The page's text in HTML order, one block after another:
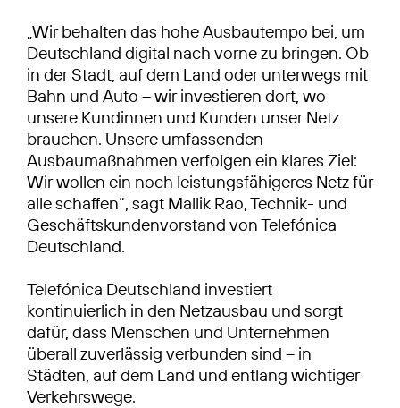
„Wir behalten das hohe Ausbautempo bei, um
Deutschland digital nach vorne zu bringen. Ob
in der Stadt, auf dem Land oder unterwegs mit
Bahn und Auto – wir investieren dort, wo
unsere Kundinnen und Kunden unser Netz
brauchen. Unsere umfassenden
Ausbaumaßnahmen verfolgen ein klares Ziel:
Wir wollen ein noch leistungsfähigeres Netz für
alle schaffen“, sagt Mallik Rao, Technik- und
Geschäftskundenvorstand von Telefónica
Deutschland.
Telefónica Deutschland investiert
kontinuierlich in den Netzausbau und sorgt
dafür, dass Menschen und Unternehmen
überall zuverlässig verbunden sind – in
Städten, auf dem Land und entlang wichtiger
Verkehrswege.